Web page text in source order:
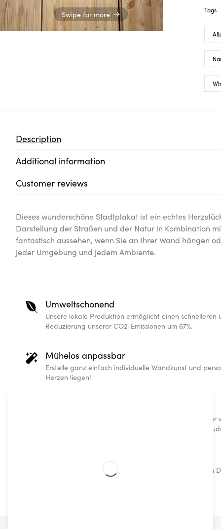
Swipe for more Tags
Description
Additional information
Customer reviews
Dieses wunderschöne Stadtplakat ist ein echtes
Darstellung der Straßen und der Natur in Kombination
fantastisch aussehen, wenn Sie an Ihrer Wand hängen
jeder Umgebung und jedem Ambiente.
Umweltschonend
Unsere lokale Produktion ermöglicht einen
Reduzierung unserer CO2-Emissionen um 67%.
Mühelos anpassbar
Erstelle ganz einfach individuelle Wandkunst und
Herzen liegen!
Unser personalisiertes und hochwertiges
das garantiert gut ankommt und ein Leben lang
Unsere trendigen und hochwertigen skandinavischen